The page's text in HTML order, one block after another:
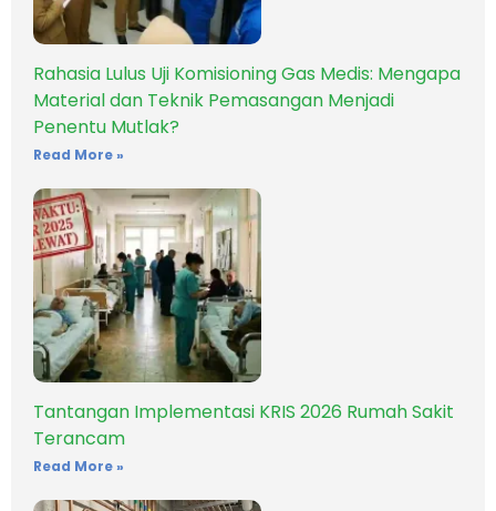
Rahasia Lulus Uji Komisioning Gas Medis: Mengapa
Material dan Teknik Pemasangan Menjadi
Penentu Mutlak?
Read More »
Tantangan Implementasi KRIS 2026 Rumah Sakit
Terancam
Read More »